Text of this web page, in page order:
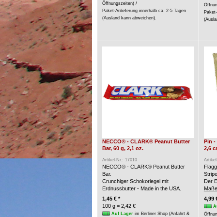
Öffnungszeiten) /
Paket-Anlieferung innerhalb ca. 2-5 Tagen
(Ausland kann abweichen).
NECCO® - CLARK® Peanut Butter
Bar, 60 g, 2,1 oz.
Artikel-Nr.: 17010
NECCO® - CLARK® Peanut Butter
Bar.
Crunchiger Schokoriegel mit
Erdnussbutter - Made in the USA.
1,45 € *
100 g = 2,42 €
Auf Lagerim Berliner Shop (Anfahrt &
Pin -
2,6
Der
4,99